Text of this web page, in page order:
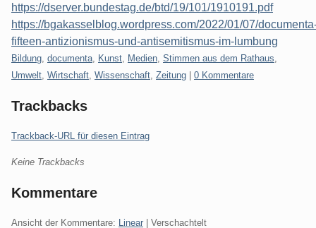
https://dserver.bundestag.de/btd/19/101/1910191.pdf
https://bgakasselblog.wordpress.com/2022/01/07/
fifteen-antizionismus-und-antisemitismus-im-lumbung
Kategorien:
Bildung documenta Kunst Medien Stimmen aus dem Rathaus
Umwelt Wirtschaft Wissenschaft Zeitung 0 Kommentare
Trackbacks
Trackback-URL für diesen Eintrag
Keine Trackbacks
Kommentare
Ansicht der Kommentare: Linear | Verschachtelt